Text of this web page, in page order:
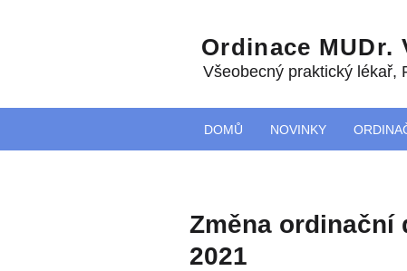
Ordinace MUDr.
Všeobecný praktický lékař,
DOMŮ NOVINKY
Změna ordinační
2021